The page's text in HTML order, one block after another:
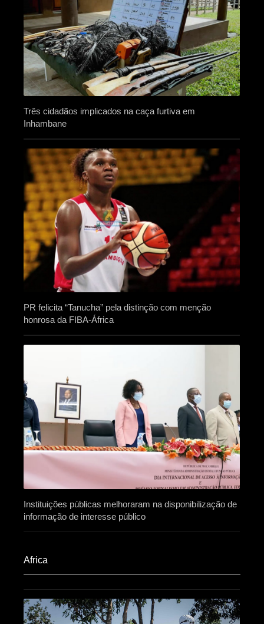
Três cidadãos implicados na caça furtiva em
Inhambane
PR felicita “Tanucha” pela distinção com menção
honrosa da FIBA-África
Instituições públicas melhoraram na disponibilização de
informação de interesse público
Africa​